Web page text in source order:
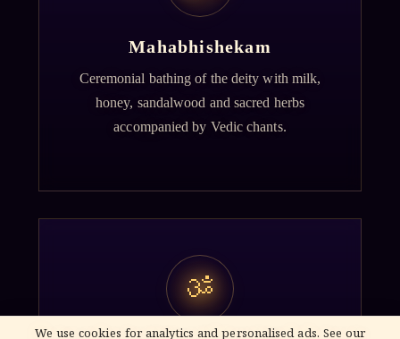
We use cookies for analytics and personalised ads. See our
Mahabhishekam
Ceremonial bathing of the deity with milk,
honey, sandalwood and sacred herbs
accompanied by Vedic chants.
ॐ